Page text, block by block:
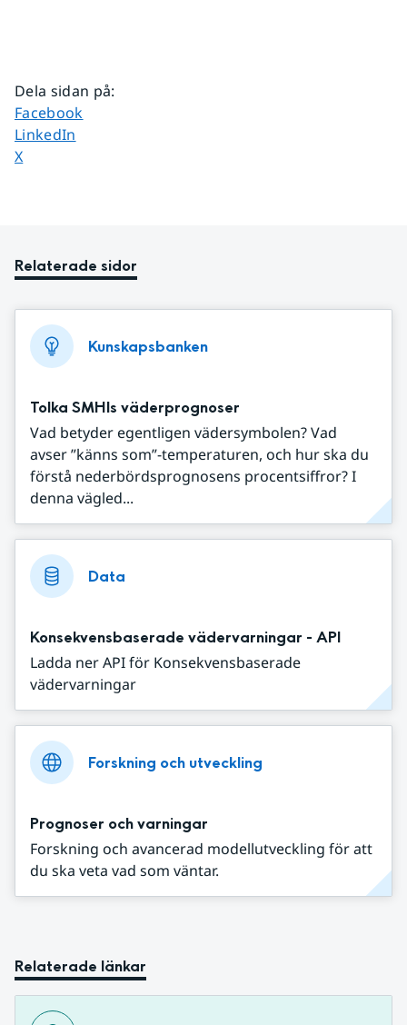
Dela sidan på:
Dela sidan på
Facebook
Dela sidan på
LinkedIn
Dela sidan på
X
Relaterade sidor
Kunskapsbanken
Tolka SMHIs väderprognoser
Vad betyder egentligen vädersymbolen? Vad
avser ”känns som”-temperaturen, och hur ska du
förstå nederbördsprognosens procentsiffror? I
denna vägled...
Data
Konsekvensbaserade vädervarningar - API
Ladda ner API för Konsekvensbaserade
vädervarningar
Forskning och utveckling
Prognoser och varningar
Forskning och avancerad modellutveckling för att
du ska veta vad som väntar.
Relaterade länkar